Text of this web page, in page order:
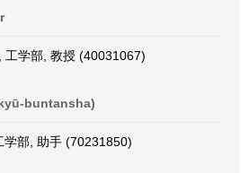
工学部, 教授 (40031067)
buntansha)
学部, 助手 (70231850)